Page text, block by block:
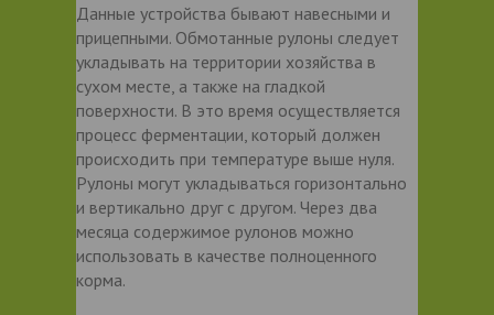
Данные устройства бывают навесными и
прицепными. Обмотанные рулоны следует
укладывать на территории хозяйства в
сухом месте, а также на гладкой
поверхности. В это время осуществляется
процесс ферментации, который должен
происходить при температуре выше нуля.
Рулоны могут укладываться горизонтально
и вертикально друг с другом. Через два
месяца содержимое рулонов можно
использовать в качестве полноценного
корма.